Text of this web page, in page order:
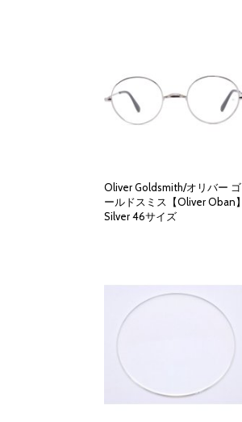
Oliver Goldsmith/オリバー ゴ
ールドスミス【Oliver Oban】
Silver 46サイズ